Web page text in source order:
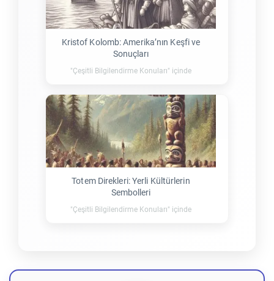
Kristof Kolomb: Amerika’nın Keşfi ve
Sonuçları
"Çeşitli Bilgilendirme Konuları" içinde
Totem Direkleri: Yerli Kültürlerin
Sembolleri
"Çeşitli Bilgilendirme Konuları" içinde